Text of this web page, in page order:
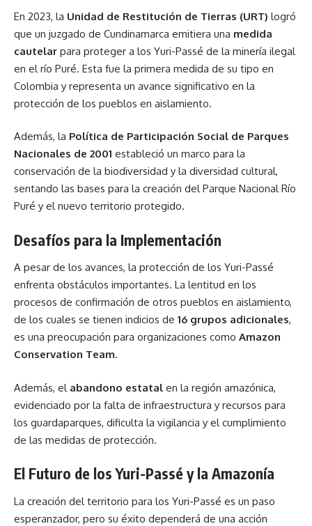
En 2023, la Unidad de Restitución de Tierras (URT) logró
que un juzgado de Cundinamarca emitiera una medida
cautelar para proteger a los Yuri-Passé de la minería ilegal
en el río Puré. Esta fue la primera medida de su tipo en
Colombia y representa un avance significativo en la
protección de los pueblos en aislamiento.
Además, la Política de Participación Social de Parques
Nacionales de 2001 estableció un marco para la
conservación de la biodiversidad y la diversidad cultural,
sentando las bases para la creación del Parque Nacional Río
Puré y el nuevo territorio protegido.
Desafíos para la Implementación
A pesar de los avances, la protección de los Yuri-Passé
enfrenta obstáculos importantes. La lentitud en los
procesos de confirmación de otros pueblos en aislamiento,
de los cuales se tienen indicios de 16 grupos adicionales,
es una preocupación para organizaciones como Amazon
Conservation Team.
Además, el abandono estatal en la región amazónica,
evidenciado por la falta de infraestructura y recursos para
los guardaparques, dificulta la vigilancia y el cumplimiento
de las medidas de protección.
El Futuro de los Yuri-Passé y la Amazonía
La creación del territorio para los Yuri-Passé es un paso
esperanzador, pero su éxito dependerá de una acción